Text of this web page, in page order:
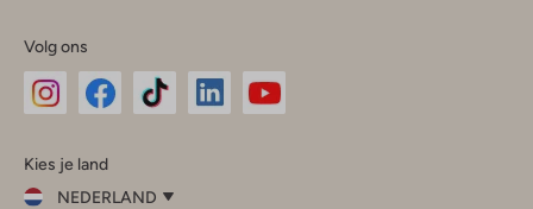
Volg ons
InstagramFacebook
Kies je land
NEDERLAND